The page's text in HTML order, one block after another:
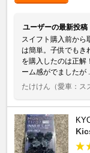
ユーザーの最新投稿
スイフト購入前から
は簡単。子供でもき
を購入したのは正解
ーム感がでましたが ...
たけけん （愛車：ス